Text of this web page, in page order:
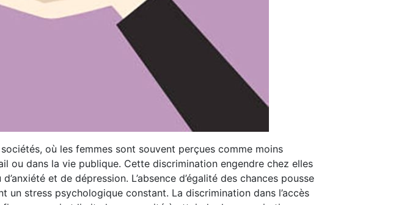
où les femmes sont souvent perçues comme moins
ou dans la vie publique. Cette discrimination engendre chez elles
et de dépression. L’absence d’égalité des chances pousse
stress psychologique constant. La discrimination dans l’accès